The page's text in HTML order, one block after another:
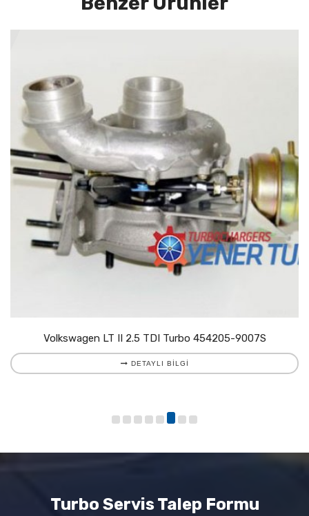
Volkswagen LT II 2.5 TDI Turbo 454205-9007S
DETAYLI BILGI
Turbo Servis Talep Formu